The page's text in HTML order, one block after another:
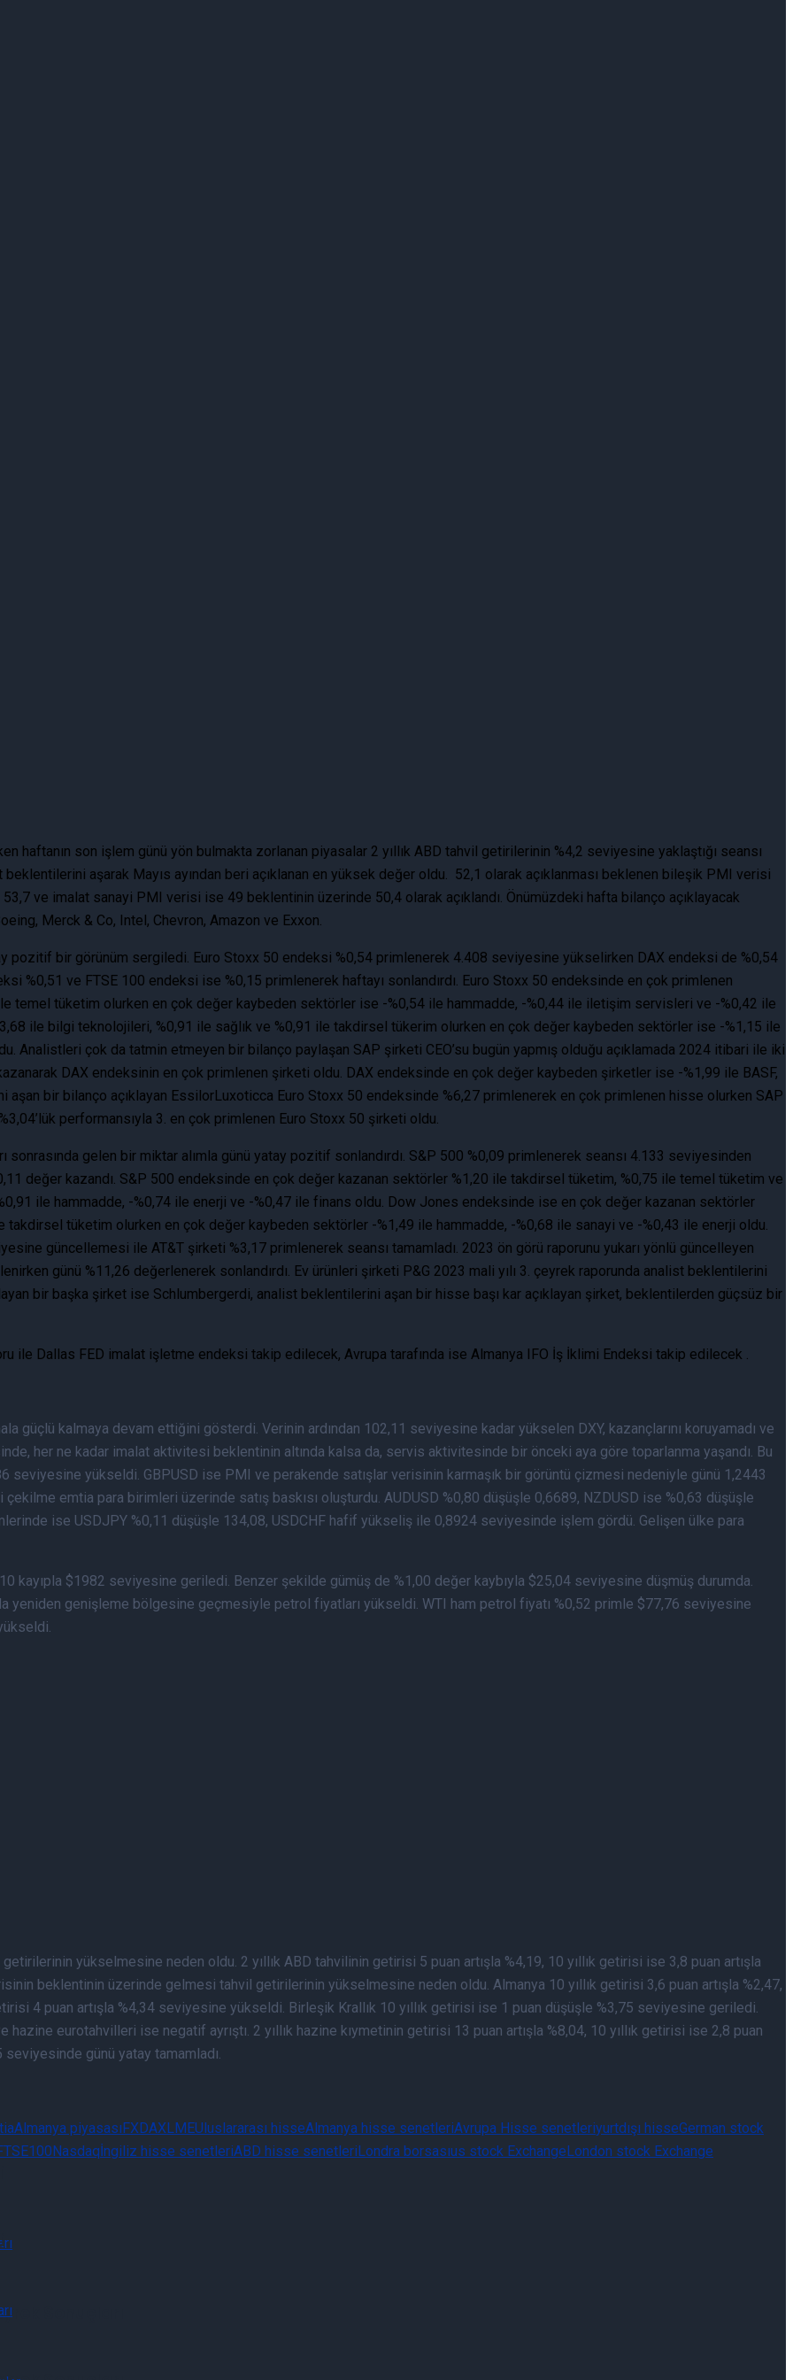
Sonuçları
haftanın son işlem günü yön bulmakta zorlanan piyasalar 2 yıllık ABD tahvil getirilerinin %4,2 seviyesine yaklaştığı seansı
aşarak Mayıs ayından beri açıklanan en yüksek değer oldu. 52,1 olarak açıklanması beklenen bileşik PMI verisi
ve imalat sanayi PMI verisi ise 49 beklentinin üzerinde 50,4 olarak açıklandı. Önümüzdeki hafta bilanço açıklayacak
Merck & Co, Intel, Chevron, Amazon ve Exxon.
pozitif bir görünüm sergiledi. Euro Stoxx 50 endeksi %0,54 primlenerek 4.408 seviyesine yükselirken DAX endeksi de %0,54
%0,51 ve FTSE 100 endeksi ise %0,15 primlenerek haftayı sonlandırdı. Euro Stoxx 50 endeksinde en çok primlenen
temel tüketim olurken en çok değer kaybeden sektörler ise -%0,54 ile hammadde, -%0,44 ile iletişim servisleri ve -%0,42 ile
ile bilgi teknolojileri, %0,91 ile sağlık ve %0,91 ile takdirsel tükerim olurken en çok değer kaybeden sektörler ise -%1,15 ile
Analistleri çok da tatmin etmeyen bir bilanço paylaşan SAP şirketi CEO’su bugün yapmış olduğu açıklamada 2024 itibari ile iki
DAX endeksinin en çok primlenen şirketi oldu. DAX endeksinde en çok değer kaybeden şirketler ise -%1,99 ile BASF,
bir bilanço açıklayan EssilorLuxoticca Euro Stoxx 50 endeksinde %6,27 primlenerek en çok primlenen hisse olurken SAP
performansıyla 3. en çok primlenen Euro Stoxx 50 şirketi oldu.
gelen bir miktar alımla günü yatay pozitif sonlandırdı. S&P 500 %0,09 primlenerek seansı 4.133 seviyesinden
değer kazandı. S&P 500 endeksinde en çok değer kazanan sektörler %1,20 ile takdirsel tüketim, %0,75 ile temel tüketim ve
ile hammadde, -%0,74 ile enerji ve -%0,47 ile finans oldu. Dow Jones endeksinde ise en çok değer kazanan sektörler
tüketim olurken en çok değer kaybeden sektörler -%1,49 ile hammadde, -%0,68 ile sanayi ve -%0,43 ile enerji oldu.
güncellemesi ile AT&T şirketi %3,17 primlenerek seansı tamamladı. 2023 ön görü raporunu yukarı yönlü güncelleyen
günü %11,26 değerlenerek sonlandırdı. Ev ürünleri şirketi P&G 2023 mali yılı 3. çeyrek raporunda analist beklentilerini
bir başka şirket ise Schlumbergerdi, analist beklentilerini aşan bir hisse başı kar açıklayan şirket, beklentilerden güçsüz bir
ile Dallas FED imalat işletme endeksi takip edilecek, Avrupa tarafında ise Almanya IFO İş İklimi Endeksi takip edilecek .
güçlü kalmaya devam ettiğini gösterdi. Verinin ardından 102,11 seviyesine kadar yükselen DXY, kazançlarını koruyamadı ve
her ne kadar imalat aktivitesi beklentinin altında kalsa da, servis aktivitesinde bir önceki aya göre toparlanma yaşandı. Bu
seviyesine yükseldi. GBPUSD ise PMI ve perakende satışlar verisinin karmaşık bir görüntü çizmesi nedeniyle günü 1,2443
emtia para birimleri üzerinde satış baskısı oluşturdu. AUDUSD %0,80 düşüşle 0,6689, NZDUSD ise %0,63 düşüşle
ise USDJPY %0,11 düşüşle 134,08, USDCHF hafif yükseliş ile 0,8924 seviyesinde işlem gördü. Gelişen ülke para
kayıpla $1982 seviyesine geriledi. Benzer şekilde gümüş de %1,00 değer kaybıyla $25,04 seviyesine düşmüş durumda.
yeniden genişleme bölgesine geçmesiyle petrol fiyatları yükseldi. WTI ham petrol fiyatı %0,52 primle $77,76 seviyesine
yükselmesine neden oldu. 2 yıllık ABD tahvilinin getirisi 5 puan artışla %4,19, 10 yıllık getirisi ise 3,8 puan artışla
beklentinin üzerinde gelmesi tahvil getirilerinin yükselmesine neden oldu. Almanya 10 yıllık getirisi 3,6 puan artışla %2,47,
4 puan artışla %4,34 seviyesine yükseldi. Birleşik Krallık 10 yıllık getirisi ise 1 puan düşüşle %3,75 seviyesine geriledi.
eurotahvilleri ise negatif ayrıştı. 2 yıllık hazine kıymetinin getirisi 13 puan artışla %8,04, 10 yıllık getirisi ise 2,8 puan
günü yatay tamamladı.
Almanya piyasasıFXDAXLMEUluslararası hisseAlmanya hisse senetleriAvrupa Hisse senetleriyurtdışı hisseGerman stock
Nasdaqİngiliz hisse senetleriABD hisse senetleriLondra borsasıus stock ExchangeLondon stock Exchange